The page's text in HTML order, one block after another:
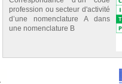
profession ou secteur d'activité
d’une nomenclature A dans
une nomenclature B